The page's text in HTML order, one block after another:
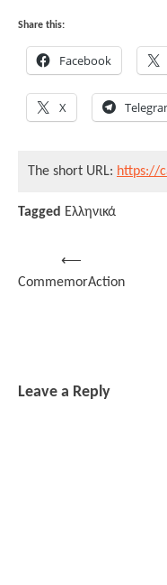
Share this:
Facebook
X
The short URL: https://
Tagged Ελληνικά
navigation
⟵
CommemorAction
Leave a Reply